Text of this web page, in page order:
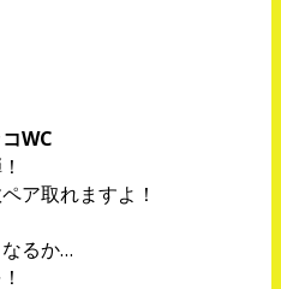
WC
ア取れますよ！
るか…